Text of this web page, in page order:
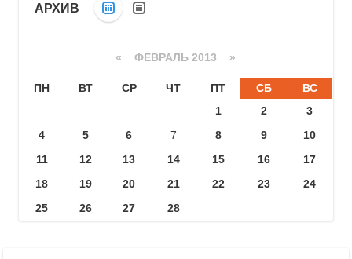
АРХИВ
« ФЕВРАЛЬ 2013 »
ПН ВТ СР ЧТ ПТ СБ
ВС
1
2
3
4
5 6 7 8 9
10
11
12 13 14 15 16
17
18
19 20 21 22 23
24
25
26 27 28